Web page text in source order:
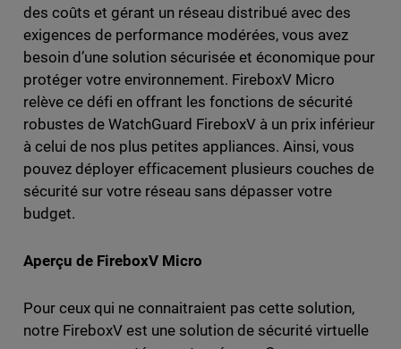
des coûts et gérant un réseau distribué avec des
exigences de performance modérées, vous avez
besoin d’une solution sécurisée et économique pour
protéger votre environnement. FireboxV Micro
relève ce défi en offrant les fonctions de sécurité
robustes de WatchGuard FireboxV à un prix inférieur
à celui de nos plus petites appliances. Ainsi, vous
pouvez déployer efficacement plusieurs couches de
sécurité sur votre réseau sans dépasser votre
budget.
Aperçu de FireboxV Micro
Pour ceux qui ne connaitraient pas cette solution,
notre FireboxV est une solution de sécurité virtuelle